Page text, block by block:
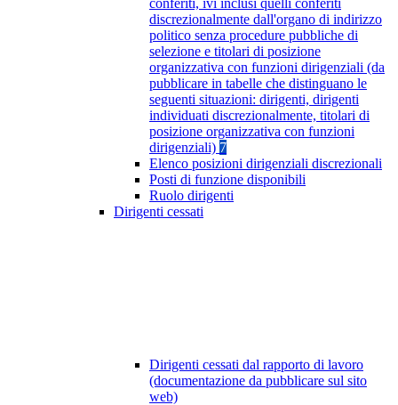
conferiti, ivi inclusi quelli conferiti
discrezionalmente dall'organo di indirizzo
politico senza procedure pubbliche di
selezione e titolari di posizione
organizzativa con funzioni dirigenziali (da
pubblicare in tabelle che distinguano le
seguenti situazioni: dirigenti, dirigenti
individuati discrezionalmente, titolari di
posizione organizzativa con funzioni
dirigenziali) 7
Elenco posizioni dirigenziali discrezionali
Posti di funzione disponibili
Ruolo dirigenti
Dirigenti cessati
Dirigenti cessati dal rapporto di lavoro
(documentazione da pubblicare sul sito
web)